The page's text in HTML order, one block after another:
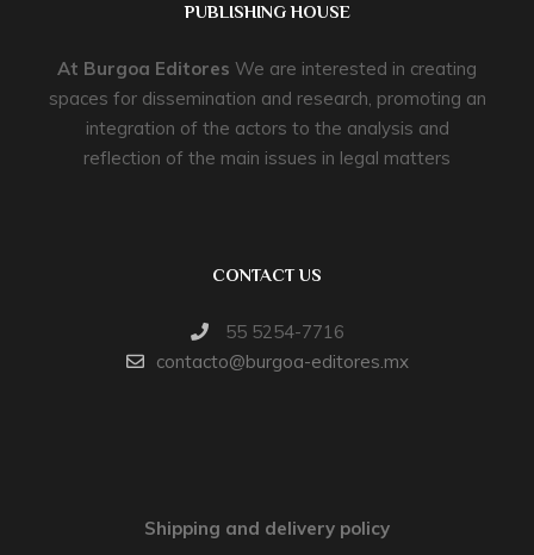
PUBLISHING HOUSE
At Burgoa Editores We are interested in creating
spaces for dissemination and research, promoting an
integration of the actors to the analysis and
reflection of the main issues in legal matters
CONTACT US
55 5254-7716
contacto@burgoa-editores.mx
Shipping and delivery policy